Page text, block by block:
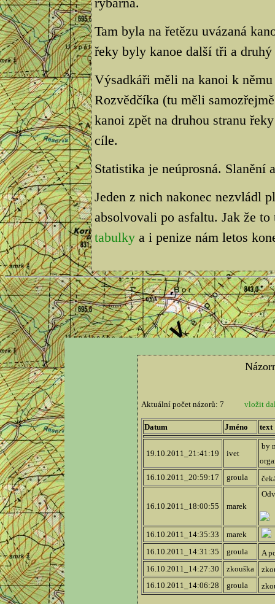
Tam byla na řetězu uvázaná
řeky byly kanoe další tři a
Výsadkáři měli na kanoi k
Rozvědčíka (tu měli
kanoi zpět na druhou stranu
cíle.
Statistika je neúprosná. Slanění
Jeden z nich nakonec nezvládl
absolvovali po asfaltu. Jak že
tabulkya i penize nám letos